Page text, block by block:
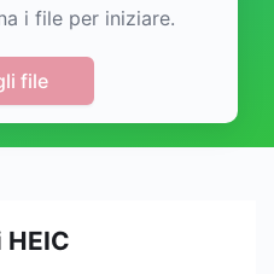
i file per iniziare.
file